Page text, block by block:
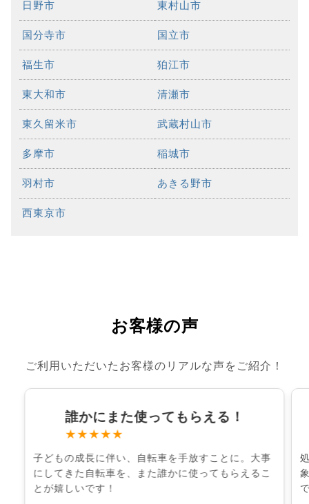
日野市 東村山市
国分寺市 国立市
福生市 狛江市
東大和市 清瀬市
東久留米市 武蔵村山市
多摩市 稲城市
羽村市 あきる野市
西東京市
お客様の声
ご利用いただいたお客様のリアルな声をご紹介！
誰かにまた使ってもらえる！
★★★★★
子どもの成長に伴い、自転車を手放すことに。大事
にしてきた自転車を、また誰かに使ってもらえるこ
とが嬉しいです！